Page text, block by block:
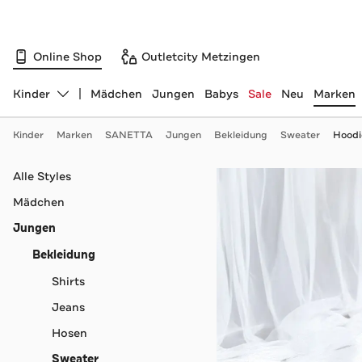
Online Shop Outletcity Metzingen
Abteilung ändern, ausgewählt:
Kinder Mädchen Jungen Babys Sale Neu Marken
Kinder Marken SANETTA Jungen Bekleidung Sweater
Navigation überspringen
Alle Styles
Mädchen
Jungen
Bekleidung
Shirts
Jeans
Hosen